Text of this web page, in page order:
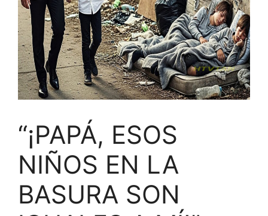
“¡PAPÁ, ESOS
NIÑOS EN LA
BASURA SON